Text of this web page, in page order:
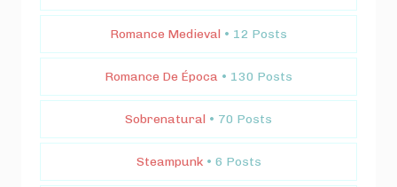
Romance Medieval • 12 Posts
Romance De Época • 130 Posts
Sobrenatural • 70 Posts
Steampunk • 6 Posts